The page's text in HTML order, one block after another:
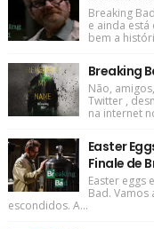
Breaking
e ainda
bem a
Breaking
Não,
Twitter ,
na internet
Easter
Finale de
Easter eggs
Bad.
escondidos. A...